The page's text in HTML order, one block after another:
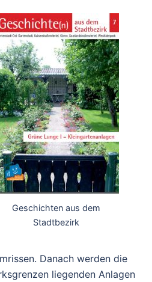
Geschichten aus dem
Stadtbezirk
Danach werden die
liegenden Anlagen